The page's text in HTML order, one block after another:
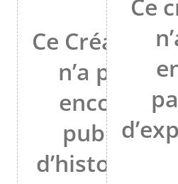
Ce Créateur
n’a pas
encore
publié
d’histoires.
Ce